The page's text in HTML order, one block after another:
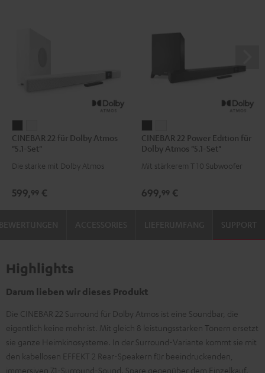
22
für
Dolby
"5.1-
22
für
Dolby
"5.1-
CINEBAR 22 für Dolby Atmos
"5.1-Set"
Die starke mit Dolby Atmos
599,99 €
22
Power
Edition
Dolby
22
Power
Edition
Dolby
CINEBAR 22 Power Edition für
Dolby Atmos "5.1-Set"
Mit stärkerem T 10 Subwoofer
699,99 €
SUPPORT
Highlights
Darum lieben wir dieses Produkt
Die CINEBAR 22 Surround für Dolby Atmos ist eine Soundbar, die
eigentlich keine mehr ist. Mit gleich 8 leistungsstarken Tönern ersetzt
sie ganze Heimkinosysteme. In der Surround-Variante kommt sie mit
den kabellosen EFFEKT 2 Rear-Speakern für beeindruckenden,
immersiven 7.1-Surround-Sound. Spare gegenüber dem Einzelkauf.